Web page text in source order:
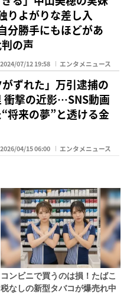
よがりな差し入
分勝手にもほどがあ
の声
2024/07/12 19:58 エンタメニュース
がずれた」万引逮捕の
衝撃の近影…SNS動画
将来の夢”と透ける金
2026/04/15 06:00 エンタメニュース
コンビニで買うのは損！たばこ
税なしの新型タバコが爆売れ中